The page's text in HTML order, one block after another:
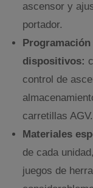
ascensor y
portador.
dispositivos:
control de
carretillas AGV.
Materiales
de cada
juegos de